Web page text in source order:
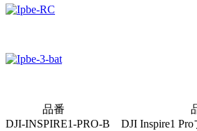
品番
DJI-INSPIRE1-PRO-B
DJI Inspire1